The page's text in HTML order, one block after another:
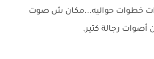
خطوات حواليه...مكان ش صوت
أصوات رجالة كتير.